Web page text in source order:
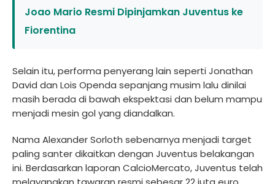
Joao Mario Resmi Dipinjamkan Juventus ke
Fiorentina
Selain itu, performa penyerang lain seperti Jonathan
David dan Lois Openda sepanjang musim lalu dinilai
masih berada di bawah ekspektasi dan belum mampu
menjadi mesin gol yang diandalkan.
Nama Alexander Sorloth sebenarnya menjadi target
paling santer dikaitkan dengan Juventus belakangan
ini. Berdasarkan laporan CalcioMercato, Juventus telah